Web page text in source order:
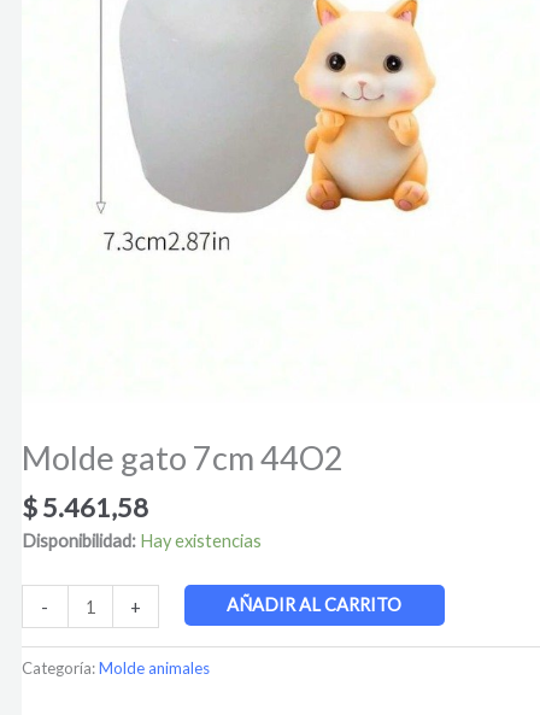
Molde gato 7cm 44O2
$5.461,58
Disponibilidad: Hay existencias
- + AÑADIR AL CARRITO
Categoría:Molde animales